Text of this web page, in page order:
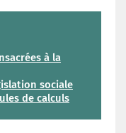
à la
sociale
de calculs